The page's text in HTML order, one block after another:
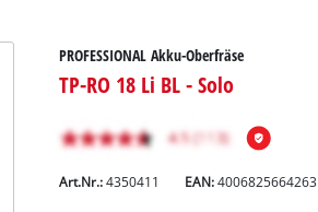
PROFESSIONAL Akku-Oberfräse
TP-RO 18 Li BL - Solo
Art.Nr.:4350411 EAN:4006825664263